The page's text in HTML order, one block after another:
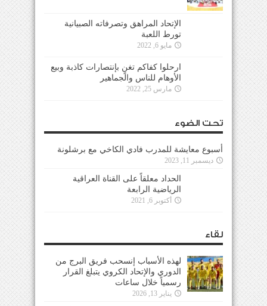
الإتحاد المراهق وتصرفاته الصبيانية
تورط اللعبة
مايو 6, 2022
ارحلوا كفاكم تغنٍ بإنتصارات كاذبة وبيع
الأوهام للناس والجماهير
مارس 25, 2022
تحت الضوء
أسبوع معايشة للمدرب فادي الكاخي مع برشلونة
ديسمبر 11, 2023
الحداد معلقاً على القناة العراقية
الرياضية الرابعة
أكتوبر 6, 2021
لقاء
لهذه الأسباب إنسحب فريق البرج من
الدوري والإتحاد الكروي يتبلغ القرار
رسمياً خلال ساعات
يناير 13, 2026